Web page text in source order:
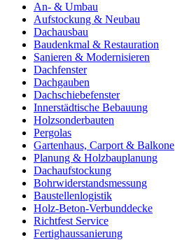
An- & Umbau
Aufstockung & Neubau
Dachausbau
Baudenkmal & Restauration
Sanieren & Modernisieren
Dachfenster
Dachgauben
Dachschiebefenster
Innerstädtische Bebauung
Holzsonderbauten
Pergolas
Gartenhaus, Carport & Balkone
Planung & Holzbauplanung
Dachaufstockung
Bohrwiderstandsmessung
Baustellenlogistik
Holz-Beton-Verbunddecke
Richtfest Service
Fertighaussanierung